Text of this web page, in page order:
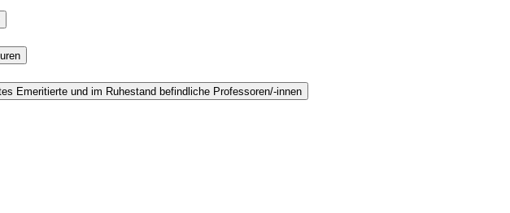
Emeritierte und im Ruhestand befindliche Professoren/-innen